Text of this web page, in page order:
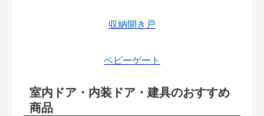
収納開き戸
ベビーゲート
室内ドア・内装ドア・建具のおすすめ
商品